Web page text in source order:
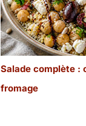
Salade complète :
fromage